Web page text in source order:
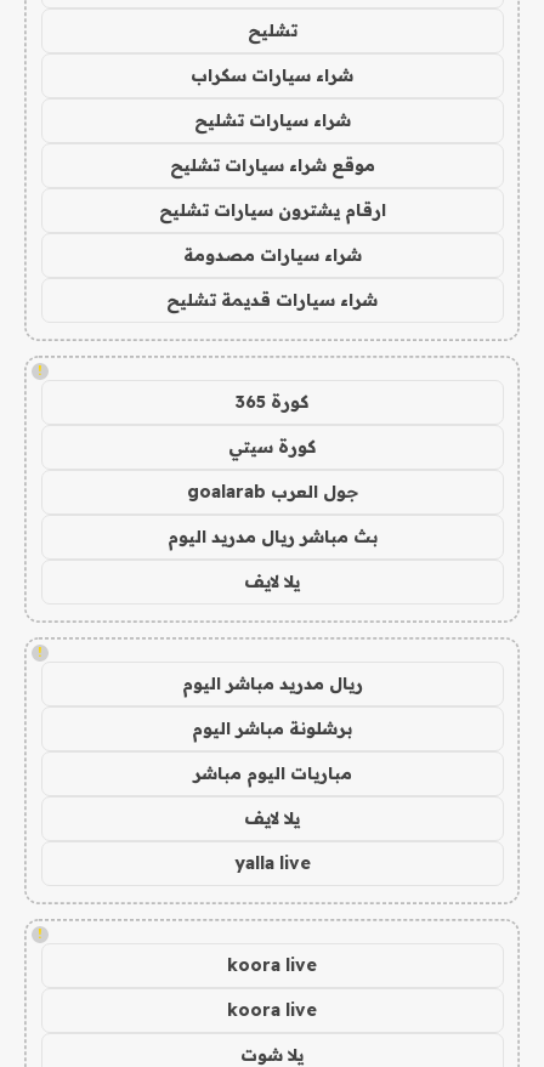
تشليح
شراء سيارات سكراب
شراء سيارات تشليح
موقع شراء سيارات تشليح
ارقام يشترون سيارات تشليح
شراء سيارات مصدومة
شراء سيارات قديمة تشليح
!
كورة 365
كورة سيتي
جول العرب goalarab
بث مباشر ريال مدريد اليوم
يلا لايف
!
ريال مدريد مباشر اليوم
برشلونة مباشر اليوم
مباريات اليوم مباشر
يلا لايف
yalla live
!
koora live
koora live
يلا شوت